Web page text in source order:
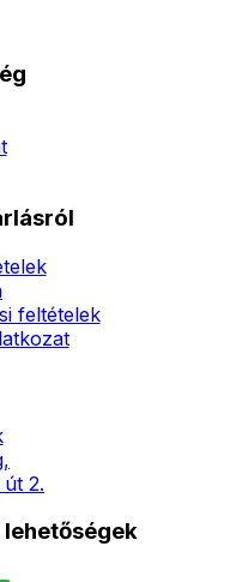
feltételek
2.